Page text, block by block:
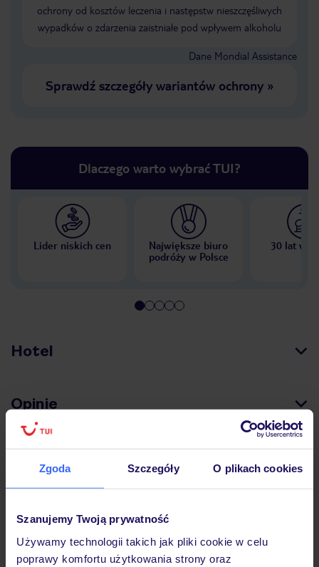
Zgoda Szczegóły O plikach cookies
Szanujemy Twoją prywatność
Używamy technologii takich jak pliki cookie w celu
poprawy komfortu użytkowania strony oraz
ochrony od kosztów leczenia i następstw nieszczęśliwych
wypadków o zdarzenia zaistniałe pod wpływem alkoholu
Dane Mondial Assistance
Sprawdź szczegóły wariantów ochrony»
Dlaczego warto wybrać TUI?
Lider niskich cen
Największe biuro
podróży w Polsce
30 lat w
Hotel
Opinie
Atrakcje